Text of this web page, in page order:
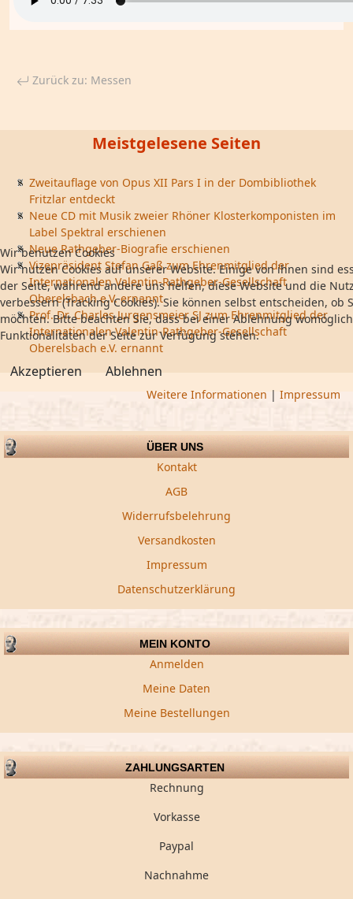
Zurück zu: Messen
Meistgelesene Seiten
Zweitauflage von Opus XII Pars I in der Dombibliothek
Fritzlar entdeckt
Neue CD mit Musik zweier Rhöner Klosterkomponisten im
Label Spektral erschienen
Neue Rathgeber-Biografie erschienen
Vizepräsident Stefan Gaß zum Ehrenmitglied der
Internationalen Valentin-Rathgeber-Gesellschaft
Oberelsbach e.V. ernannt
Prof. Dr. Charles Jurgensmeier SJ zum Ehrenmitglied der
Internationalen Valentin-Rathgeber-Gesellschaft
Oberelsbach e.V. ernannt
ÜBER UNS
Kontakt
AGB
Widerrufsbelehrung
Versandkosten
Impressum
Datenschutzerklärung
MEIN KONTO
Anmelden
Meine Daten
Meine Bestellungen
ZAHLUNGSARTEN
Rechnung
Vorkasse
Paypal
Nachnahme
Wir benutzen Cookies
Wir nutzen Cookies auf unserer Website. Einige von ihnen sind
der Seite, während andere uns helfen, diese Website und die
verbessern (Tracking Cookies). Sie können selbst entscheiden, ob
möchten. Bitte beachten Sie, dass bei einer Ablehnung
Funktionalitäten der Seite zur Verfügung stehen.
Akzeptieren Ablehnen
Weitere Informationen | Impressum